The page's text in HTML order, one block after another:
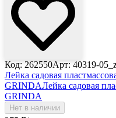
Код: 262550Арт: 40319-
Лейка садовая
GRINDAЛейка садовая
GRINDA
Нет в наличии